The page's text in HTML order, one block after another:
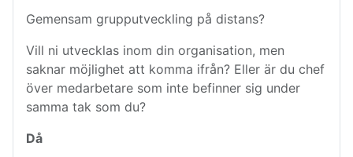
Gemensam grupputveckling på distans?
Vill ni utvecklas inom din organisation, men
saknar möjlighet att komma ifrån? Eller är du chef
över medarbetare som inte befinner sig under
samma tak som du?
Då